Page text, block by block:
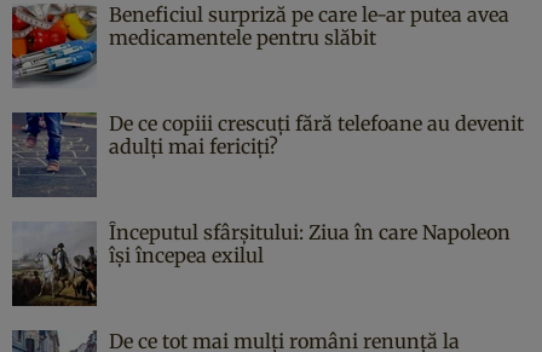
Beneficiul surpriză pe care le-ar putea avea
medicamentele pentru slăbit
De ce copiii crescuți fără telefoane au devenit
adulți mai fericiți?
Începutul sfârşitului: Ziua în care Napoleon
îşi începea exilul
De ce tot mai mulți români renunță la